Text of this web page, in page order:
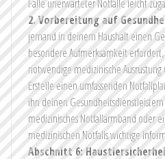
Falle unerwarteter Notfälle leicht
2. Vorbereitung auf
jemand in deinem Haushalt einen
besondere Aufmerksamkeit
notwendige medizinische
Erstelle einen umfassenden
ihn deinen
medizinisches Notfallarmband oder
medizinischen Notfalls wichtige
Abschnitt 6: